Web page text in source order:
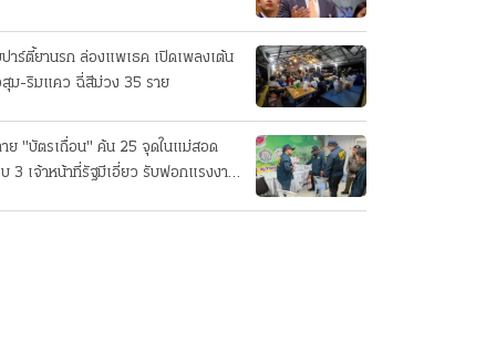
าร์ตี้ยานรก ล่องแพเธค เปิดเพลงเต้น
ม-ริมแคว ฉี่สีม่วง 35 ราย
ย "บัตรเถื่อน" ค้น 25 จุดในแม่สอด
3 เจ้าหน้าที่รัฐมีเอี่ยว รับฟอกแรงงาน